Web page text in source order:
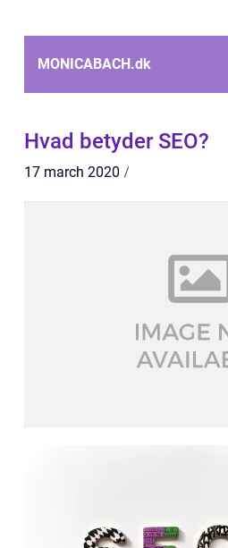
MONICABACH.dk
Hvad betyder SEO?
17 march 2020